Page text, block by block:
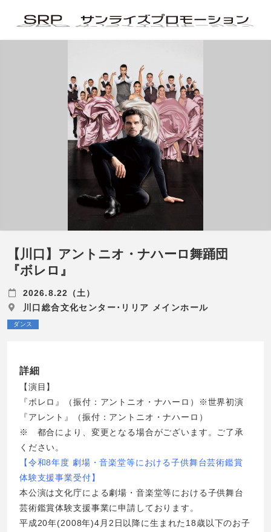
【川口】アントニオ・ナハーロ舞踊団
『ボレロ』
2026.8.22（土）
川口総合文化センター･リリア メインホール
ダンス
詳細
【演目】
『ボレロ』（振付：アントニオ・ナハーロ）※世界初演
『アレント』（振付：アントニオ・ナハーロ）
※ 都合により、変更となる場合がございます。ご了承
ください。
【令和8年度 劇場・音楽堂等における子供舞台芸術鑑賞
体験支援事業受付】
本公演は文化庁による劇場・音楽堂等における子供舞台
芸術鑑賞体験支援事業に申請しております。
平成20年(2008年)4月2日以降に生まれた18歳以下のお子